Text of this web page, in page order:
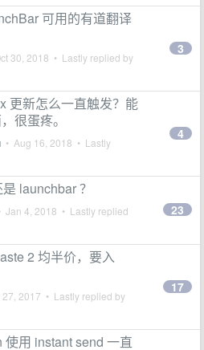
可用的有道翻译
30, 2018 • Lastly replied by
3
更新怎么一直触发？能
很蛋疼。
• Aug 16, 2018 • Lastly
4
launchbar ？
Jan 4, 2018 • Lastly replied
23
2 均半价，要入
27, 2017 • Lastly replied by
17
使用 instant send 一直